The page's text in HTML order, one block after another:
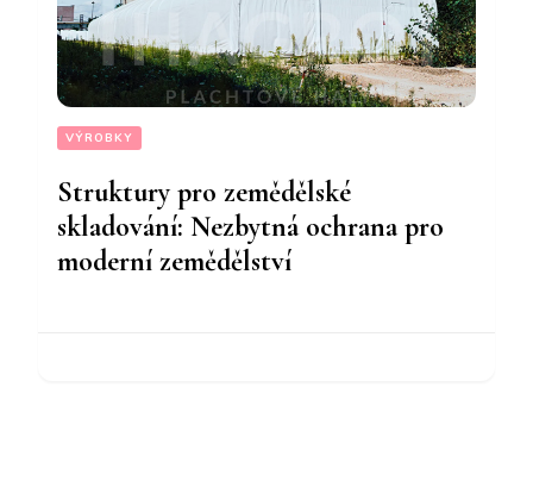
VÝROBKY
Struktury pro zemědělské
skladování: Nezbytná ochrana pro
moderní zemědělství